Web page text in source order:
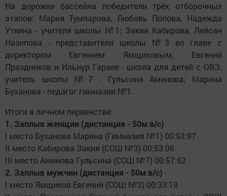
На дорожки бассейна победители трёх отборочных
этапов: Мария Тумпарова, Любовь Попова, Надежда
Уткина - учителя школы №1; Закия Кабирова, Лейсан
Назипова - представители школы №3 во главе с
директором Евгением Ямщиковым; Евгений
Праздников и Ильнур Гараев - школа для детей с ОВЗ;
учитель школы №7 - Гульсина Аминова; Марина
Буханова - педагог гимназии №1.
Итоги в личном первенстве:
1. Заплыв женщин (дистанция - 50м в/с)
I место Буханова Марина (Гимназия №1) 00:52:97
II место Кабирова Закия (СОШ №3) 00:53:06
III место Аминова Гульсина (СОШ №7) 00:57:62
2. Заплыв мужчин (дистанция - 50м в/с)
I место Ямщиков Евгений (СОШ №3) 00:33:19